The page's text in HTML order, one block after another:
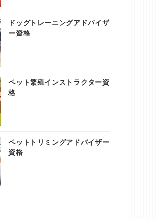
ドッグトレーニングアドバイザ
ー資格
ペット繁殖インストラクター資
格
ペットトリミングアドバイザー
資格